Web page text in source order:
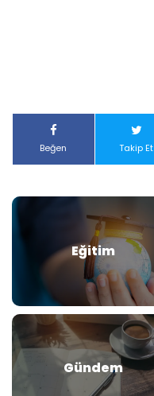
Beğen Takip Et
Eğitim
Gündem